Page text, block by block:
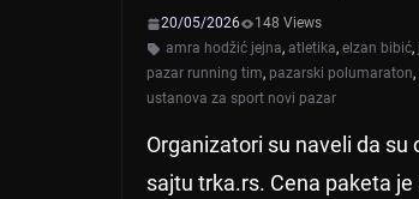
20/05/2026
148 Views
amra hodžić jejna, atletika, elzan bibić,
pazar running tim, pazarski polumaraton,
ustanova za sport novi pazar
Organizatori su naveli da
sajtu trka.rs. Cena paketa